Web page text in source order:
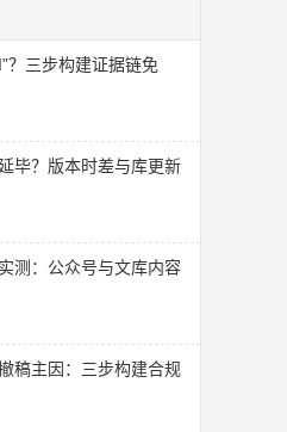
？三步构建证据链免
毕？版本时差与库更新
测：公众号与文库内容
稿主因：三步构建合规